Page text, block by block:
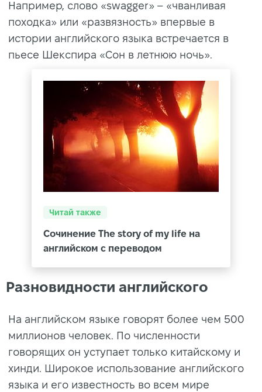
Например, слово «swagger» – «чванливая
походка» или «развязность» впервые в
истории английского языка встречается в
пьесе Шекспира «Сон в летнюю ночь».
Читай также
Сочинение The story of my life на
английском с переводом
Разновидности английского
На английском языке говорят более чем 500
миллионов человек. По численности
говорящих он уступает только китайскому и
хинди. Широкое использование английского
языка и его известность во всем мире